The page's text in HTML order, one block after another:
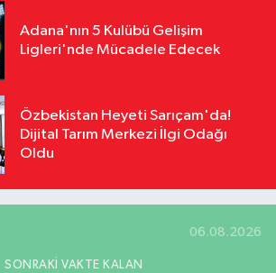
Adana'nın 5 Kulübü Gelişim
Ligleri'nde Mücadele Edecek
Özbekistan Heyeti Sarıçam'da!
Dijital Tarım Merkezi İlgi Odağı
Oldu
06.08.2026
SONRAKI VAKTE KALAN